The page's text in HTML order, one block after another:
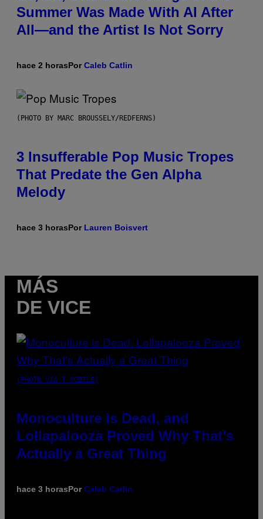
Summer Was Made With AI After
All—and the Artist Is Not Sorry
hace 2 horasPorCaleb Catlin
(PHOTO BY MARC BROUSSELY/REDFERNS)
3 Insufferable Pop Music Tropes
That Predate the Gen Alpha
Melody
hace 3 horasPor Lauren Boisvert
MÁS
DE VICE
(PHOTO VIA T-MOBILE)
Monoculture is Dead, and
Lollapalooza Proved Why That’s
Actually a Great Thing
hace 3 horasPorCaleb Catlin